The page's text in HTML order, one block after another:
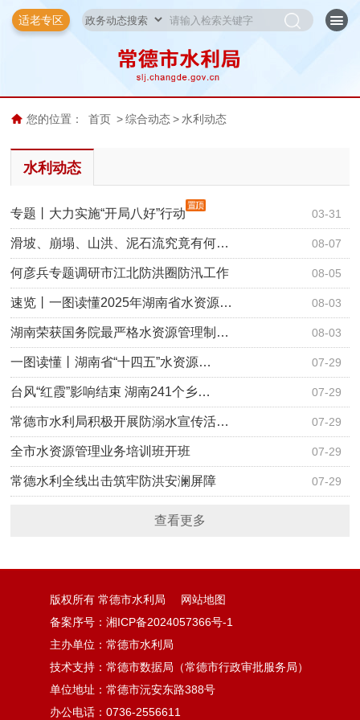
适老专区
您的位置： 首页 > 综合动态 > 水利动态
水利动态
03-31
专题丨大力实施“开局八好”行动
08-07
滑坡、崩塌、山洪、泥石流究竟有何…
08-05
何彦兵专题调研市江北防洪圈防汛工作
08-03
速览丨一图读懂2025年湖南省水资源…
08-03
湖南荣获国务院最严格水资源管理制…
07-29
一图读懂丨湖南省“十四五”水资源…
07-29
台风“红霞”影响结束 湖南241个乡…
07-29
常德市水利局积极开展防溺水宣传活…
07-29
全市水资源管理业务培训班开班
07-29
常德水利全线出击筑牢防洪安澜屏障
查看更多
版权所有 常德市水利局
网站地图
备案序号：湘ICP备2024057366号-1
主办单位：常德市水利局
技术支持：常德市数据局（常德市行政审批服务局）
单位地址：常德市沅安东路388号
办公电话：0736-2556611